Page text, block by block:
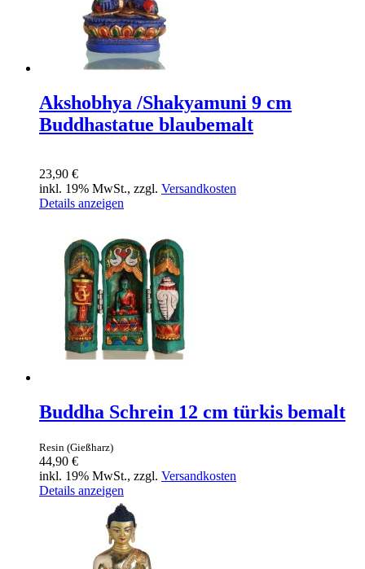
Akshobhya /Shakyamuni 9 cm
Buddhastatue blaubemalt
23,90 €
inkl. 19% MwSt., zzgl. Versandkosten
Details anzeigen
Buddha Schrein 12 cm türkis bemalt
Resin (Gießharz)
44,90 €
inkl. 19% MwSt., zzgl. Versandkosten
Details anzeigen